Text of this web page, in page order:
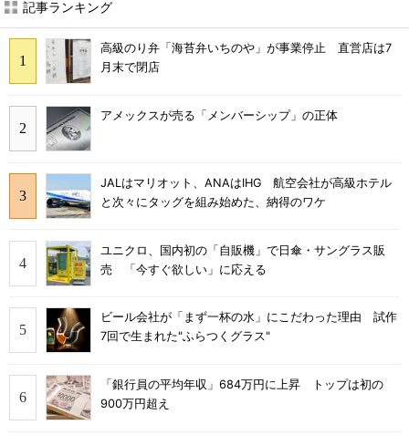
記事ランキング
高級のり弁「海苔弁いちのや」が事業停止 直営店は7
月末で閉店
アメックスが売る「メンバーシップ」の正体
JALはマリオット、ANAはIHG 航空会社が高級ホテル
と次々にタッグを組み始めた、納得のワケ
ユニクロ、国内初の「自販機」で日傘・サングラス販
売 「今すぐ欲しい」に応える
ビール会社が「まず一杯の水」にこだわった理由 試作
7回で生まれた"ふらつくグラス"
「銀行員の平均年収」684万円に上昇 トップは初の
900万円超え